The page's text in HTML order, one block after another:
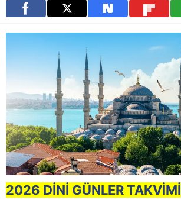
2026 DİNİ GÜNLER TAKVİMİ